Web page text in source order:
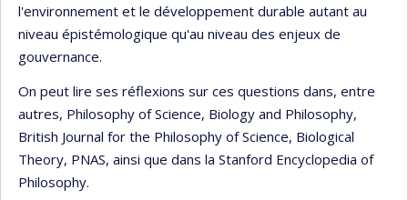
l'environnement et le développement durable autant au
niveau épistémologique qu'au niveau des enjeux de
gouvernance.
On peut lire ses réflexions sur ces questions dans, entre
autres, Philosophy of Science, Biology and Philosophy,
British Journal for the Philosophy of Science, Biological
Theory, PNAS, ainsi que dans la Stanford Encyclopedia of
Philosophy.